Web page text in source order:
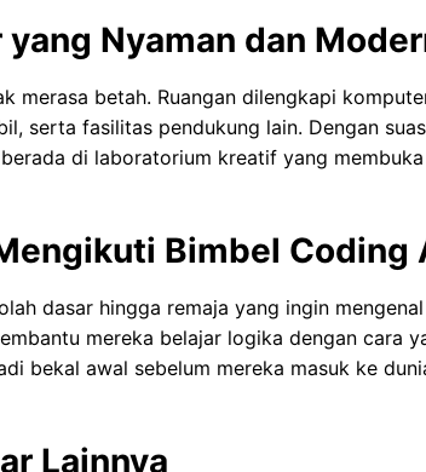
Nyaman dan
merasa betah. Ruangan dilengkapi
serta fasilitas pendukung lain. Dengan
di laboratorium kreatif yang
Bimbel Coding
dasar hingga remaja yang ingin
mereka belajar logika dengan cara
bekal awal sebelum mereka masuk ke
Lainnya